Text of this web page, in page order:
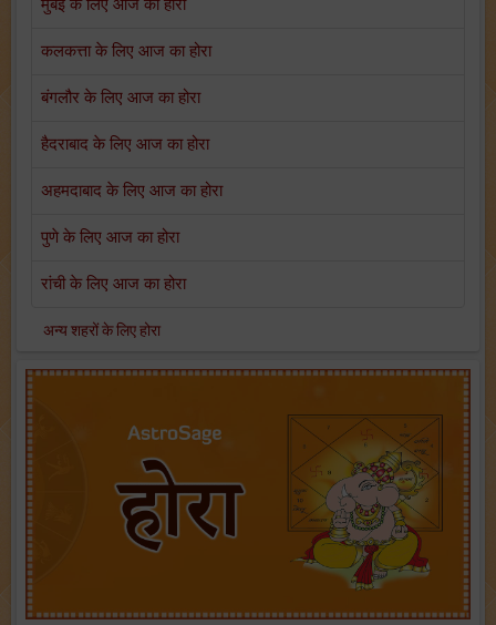
मुंबई के लिए आज का होरा
कलकत्ता के लिए आज का होरा
बंगलौर के लिए आज का होरा
हैदराबाद के लिए आज का होरा
अहमदाबाद के लिए आज का होरा
पुणे के लिए आज का होरा
रांची के लिए आज का होरा
अन्य शहरों के लिए होरा